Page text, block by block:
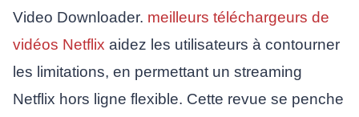
Video Downloader. meilleurs téléchargeurs de
vidéos Netflix aidez les utilisateurs à contourner
les limitations, en permettant un streaming
Netflix hors ligne flexible. Cette revue se penche